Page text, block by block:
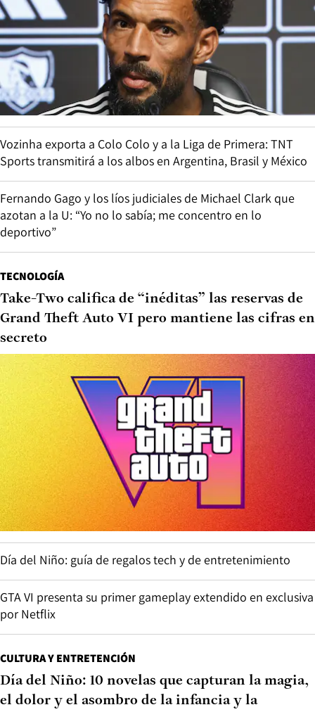
Vozinha exporta a Colo Colo y a la Liga de Primera: TNT
Sports transmitirá a los albos en Argentina, Brasil y México
Fernando Gago y los líos judiciales de Michael Clark que
azotan a la U: “Yo no lo sabía; me concentro en lo
deportivo”
TECNOLOGÍA
Take-Two califica de “inéditas” las reservas de
Grand Theft Auto VI pero mantiene las cifras en
secreto
Día del Niño: guía de regalos tech y de entretenimiento
GTA VI presenta su primer gameplay extendido en exclusiva
por Netflix
CULTURA Y ENTRETENCIÓN
Día del Niño: 10 novelas que capturan la magia,
el dolor y el asombro de la infancia y la